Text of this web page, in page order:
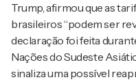
Trump, afirmou que as
brasileiros “podem ser
declaração foi feita
Nações do Sudeste
sinaliza uma possível